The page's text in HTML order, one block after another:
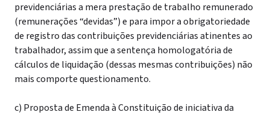
previdenciárias a mera prestação de trabalho remunerado
(remunerações “devidas”) e para impor a obrigatoriedade
de registro das contribuições previdenciárias atinentes ao
trabalhador, assim que a sentença homologatória de
cálculos de liquidação (dessas mesmas contribuições) não
mais comporte questionamento.
c) Proposta de Emenda à Constituição de iniciativa da